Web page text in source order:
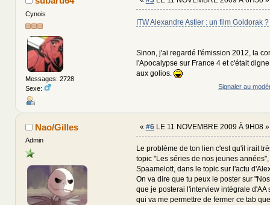
Cynois
Messages: 2728
Sexe:
ITW Alexandre Astier : un film Goldorak ?
Sinon, j'ai regardé l'émission 2012, la
l'Apocalypse sur France 4 et c'était
aux golios.
Signaler au
Nao/Gilles
Admin
« #6LE 11 NOVEMBRE 2009 À 9H08 »
Le problème de ton lien c'est qu'il irait
topic "Les séries de nos jeunes
Spaamelott, dans le topic sur l'actu
On va dire que tu peux le poster sur
que je posterai l'interview intégrale d'AA
qui va me permettre de fermer ce tab